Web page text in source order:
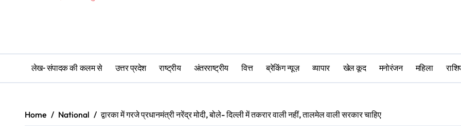
लेख- संपादक की कलम से उत्तर प्रदेश राष्ट्रीय अंतरराष्ट्रीय वित्त ब्रेकिंग न्यूज़ व्यापार खेल कूद मनोरंजन महिला
Home National द्वारका में गरजे प्रधानमंत्री नरेंद्र मोदी, बोले- दिल्ली में तकरार वाली नहीं, तालमेल वाली सरकार चाहिए